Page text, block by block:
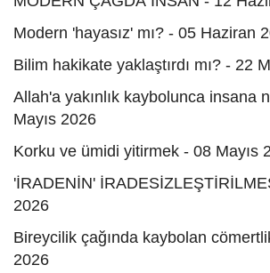
Modern 'hayasız' mı? - 05 Haziran
Bilim hakikate yaklaştırdı mı? - 22
Allah'a yakınlık kaybolunca insana
Mayıs 2026
Korku ve ümidi yitirmek - 08 Mayıs
'İRADENİN'
2026
Bireycilik çağında kaybolan
2026